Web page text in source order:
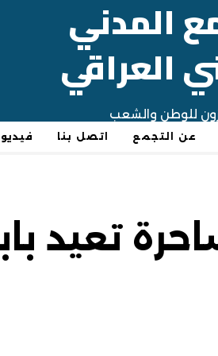
المدني
العراقي
للوطن والشعب
عن التجمع اتصل بنا
تعيد